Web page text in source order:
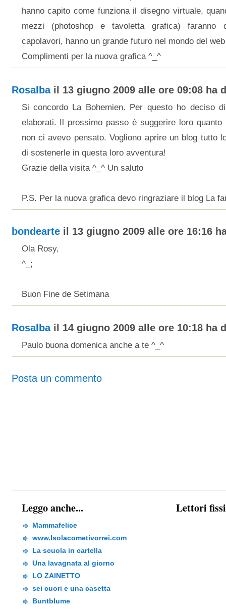
hanno capito come funziona il disegno virtuale,
mezzi (photoshop e tavoletta grafica)
capolavori, hanno un grande futuro nel mondo del
Complimenti per la nuova grafica ^_^
Rosalbail 13 giugno 2009 alle ore 09:08 ha
Si concordo La Bohemien. Per questo ho deciso
elaborati. Il prossimo passo è suggerire loro
non ci avevo pensato. Vogliono aprire un blog tutto
di sostenerle in questa loro avventura!
Grazie della visita ^_^ Un saluto
P.S. Per la nuova grafica devo ringraziare il blog La
bondearteil 13 giugno 2009 alle ore 16:16
Ola Rosy,
^_;
Buon Fine de Setimana
Rosalbail 14 giugno 2009 alle ore 10:18 ha
Paulo buona domenica anche a te ^_^
Posta un commento
Leggo anche...
Mammafelice
www.Isolacometivorrei.com
La scuola in cartella
Una lavagnata al giorno
LO ZAINETTO
sei cuori e una casetta
Buntblume
Lettori fissi